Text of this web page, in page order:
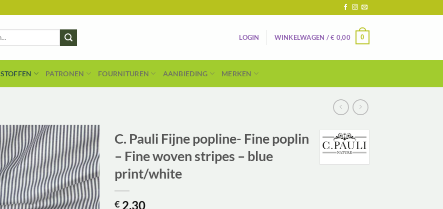
LOGIN WINKELWAGEN /€ 0,00 0
STOFFEN PATRONEN FOURNITUREN AANBIEDING MERKEN
C. Pauli Fijne popline- Fine poplin
– Fine woven stripes – blue
print/white
€ 2,30